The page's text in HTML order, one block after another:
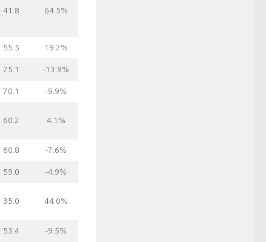
41.8 64.5%
55.5 19.2%
75.1 -13.9%
70.1 -9.9%
60.2 4.1%
60.8 -7.6%
59.0 -4.9%
35.0 44.0%
53.4 -9.5%